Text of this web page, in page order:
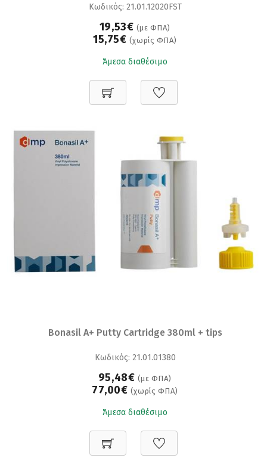
Κωδικός: 21.01.12020FST
19,53€ (με ΦΠΑ)
15,75€ (χωρίς ΦΠΑ)
Άμεσα διαθέσιμο
Bonasil A+ Putty Cartridge 380ml + tips
Κωδικός: 21.01.01380
95,48€ (με ΦΠΑ)
77,00€ (χωρίς ΦΠΑ)
Άμεσα διαθέσιμο